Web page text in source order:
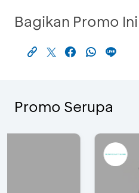
Bagikan Promo Ini
Promo Serupa